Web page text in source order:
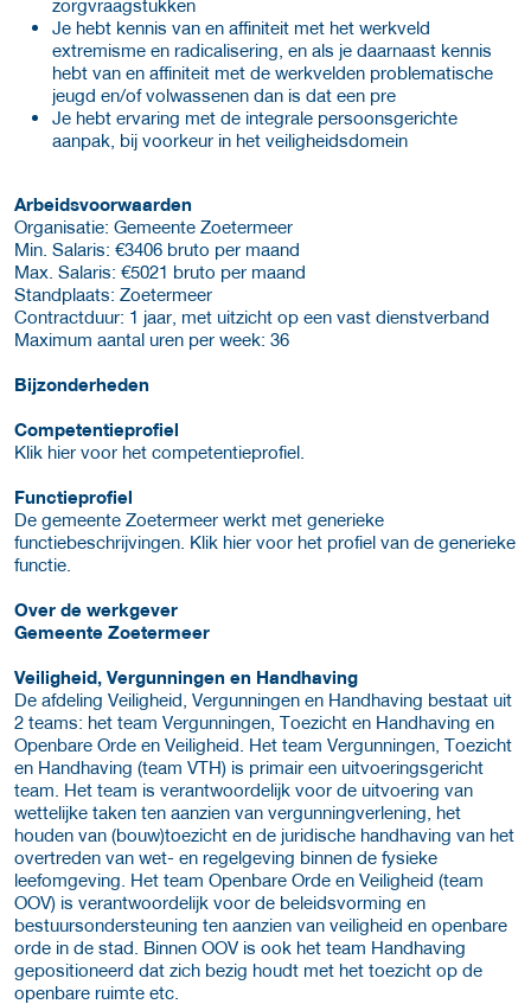
zorgvraagstukken
Je hebt kennis van en affiniteit met het werkveld
extremisme en radicalisering, en als je daarnaast kennis
hebt van en affiniteit met de werkvelden problematische
jeugd en/of volwassenen dan is dat een pre
Je hebt ervaring met de integrale persoonsgerichte
aanpak, bij voorkeur in het veiligheidsdomein
Arbeidsvoorwaarden
Organisatie: Gemeente Zoetermeer
Min. Salaris: €3406 bruto per maand
Max. Salaris: €5021 bruto per maand
Standplaats: Zoetermeer
Contractduur: 1 jaar, met uitzicht op een vast dienstverband
Maximum aantal uren per week: 36
Bijzonderheden
Competentieprofiel
Klik hier voor het competentieprofiel.
Functieprofiel
De gemeente Zoetermeer werkt met generieke
functiebeschrijvingen. Klik hier voor het profiel van de generieke
functie.
Over de werkgever
Gemeente Zoetermeer
Veiligheid, Vergunningen en Handhaving
De afdeling Veiligheid, Vergunningen en Handhaving bestaat uit
2 teams: het team Vergunningen, Toezicht en Handhaving en
Openbare Orde en Veiligheid. Het team Vergunningen, Toezicht
en Handhaving (team VTH) is primair een uitvoeringsgericht
team. Het team is verantwoordelijk voor de uitvoering van
wettelijke taken ten aanzien van vergunningverlening, het
houden van (bouw)toezicht en de juridische handhaving van het
overtreden van wet- en regelgeving binnen de fysieke
leefomgeving. Het team Openbare Orde en Veiligheid (team
OOV) is verantwoordelijk voor de beleidsvorming en
bestuursondersteuning ten aanzien van veiligheid en openbare
orde in de stad. Binnen OOV is ook het team Handhaving
gepositioneerd dat zich bezig houdt met het toezicht op de
openbare ruimte etc.